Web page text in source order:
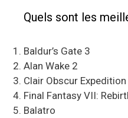
Quels sont les
Baldur’s Gate 3
Alan Wake 2
Clair Obscur
Final Fantasy VII:
Balatro